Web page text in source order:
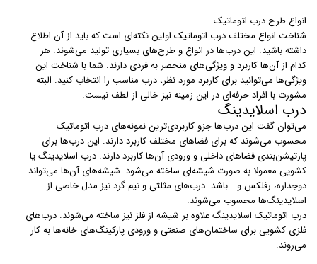
انواع طرح درب اتوماتیک
شناخت انواع مختلف درب اتوماتیک اولین نکته‌ای است که باید از آن اطلاع
داشته باشید. این درب‌ها در انواع و طرح‌های بسیاری تولید می‌شوند. هر
کدام از آن‌ها کاربرد و ویژگی‌های منحصر به فردی دارند. شما با شناخت این
ویژگی‌ها می‌توانید برای کاربرد مورد نظر، درب مناسب را انتخاب کنید. البته
مشورت با افراد حرفه‌ای در این زمینه نیز خالی از لطف نیست.
درب اسلایدینگ
می‌توان گفت این درب‌ها جزو کاربردی‌ترین نمونه‌های درب اتوماتیک
محسوب می‌شوند که برای فضاهای مختلف کاربرد دارند. این درب‌ها برای
پارتیشن‌بندی فضاهای داخلی و ورودی آن‌ها کاربرد دارند. درب‌ اسلایدینگ یا
کشویی معمولا به صورت شیشه‌ای ساخته می‌شود. شیشه‌های آن‌ها می‌تواند
دوجداره، رفلکس و… باشد. درب‌های مثلثی و نیم گرد نیز مدل خاصی از
اسلایدینگ‌ها محسوب می‌شوند.
درب‌ اتوماتیک اسلایدینگ علاوه بر شیشه از فلز نیز ساخته می‌شوند. درب‌های
فلزی کشویی برای ساختمان‌های صنعتی و ورودی پارکینگ‌های خانه‌ها به کار
می‌روند.